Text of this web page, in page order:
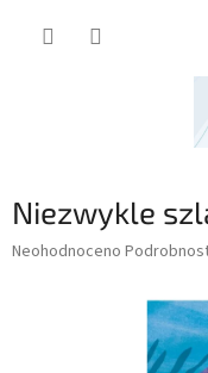
Niezwykle
Průměrné
Neohodnoceno